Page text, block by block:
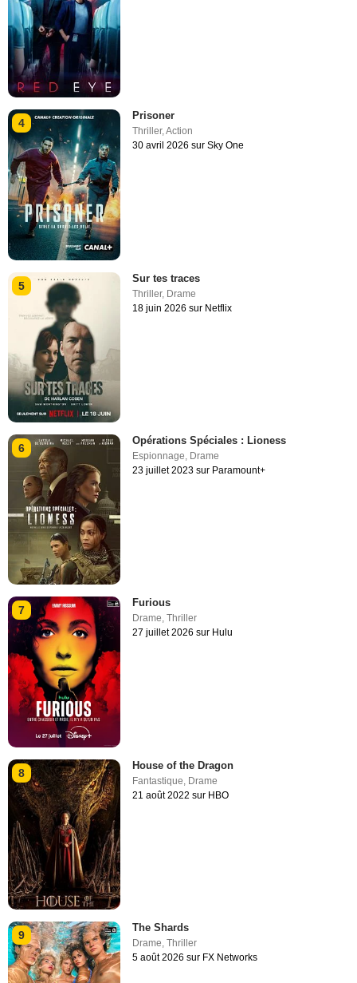
4
Prisoner
Thriller,Action
30 avril 2026 sur Sky One
5
Sur tes traces
Thriller, Drame
18 juin 2026 sur Netflix
6
Opérations Spéciales : Lioness
Espionnage, Drame
23 juillet 2023 sur Paramount+
7
Furious
Drame,Thriller
27 juillet 2026 sur Hulu
8
House of the Dragon
Fantastique Drame
21 août 2022 sur HBO
9
The Shards
Drame,Thriller
5 août 2026 sur FX Networks